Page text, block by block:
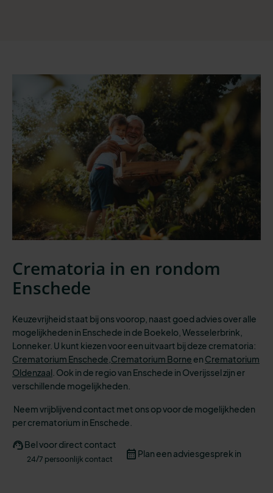
Crematoria in en rondom
Enschede
Keuzevrijheid staat bij ons voorop, naast goed advies over alle
mogelijkheden in Enschede in de Boekelo, Wesselerbrink,
Lonneker. U kunt kiezen voor een uitvaart bij deze crematoria:
Crematorium Enschede, Crematorium Borne en Crematorium
Oldenzaal Ook in de regio van Enschede in Overijssel zijn er
verschillende mogelijkheden.
Neem vrijblijvend contact met ons op voor de mogelijkheden
per crematorium in Enschede.
Bel voor direct contact
24/7 persoonlijk contact Plan een adviesgesprek in